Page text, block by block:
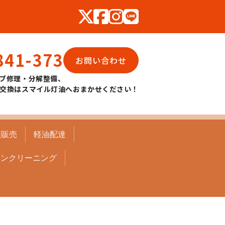
373 お問い合わせ
修理・分解整備、
換はスマイル灯油へおまかせください！
売 軽油配達
クリーニング